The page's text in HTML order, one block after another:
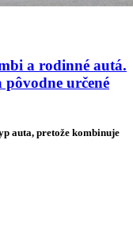
a rodinné autá.
určené
auta, pretože kombinuje